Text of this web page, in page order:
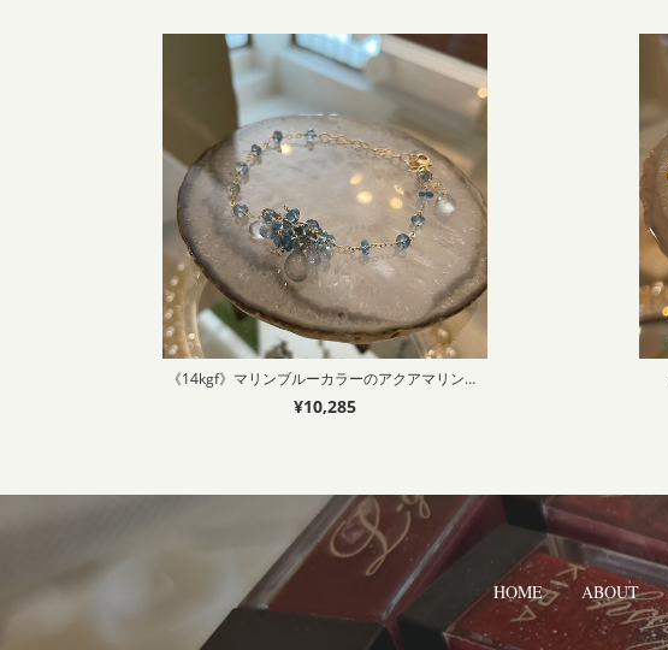
《14kgf》マリンブルーカラーのアクアマリンのブレスレット
¥10,285
HOME ABOUT